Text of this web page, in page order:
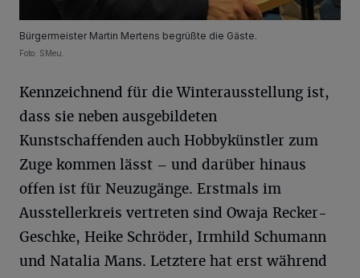
Bürgermeister Martin Mertens begrüßte die Gäste.
Foto: SMeu.
Kennzeichnend für die Winterausstellung ist,
dass sie neben ausgebildeten
Kunstschaffenden auch Hobbykünstler zum
Zuge kommen lässt – und darüber hinaus
offen ist für Neuzugänge. Erstmals im
Ausstellerkreis vertreten sind Owaja Recker-
Geschke, Heike Schröder, Irmhild Schumann
und Natalia Mans. Letztere hat erst während